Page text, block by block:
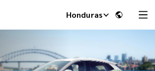
Honduras